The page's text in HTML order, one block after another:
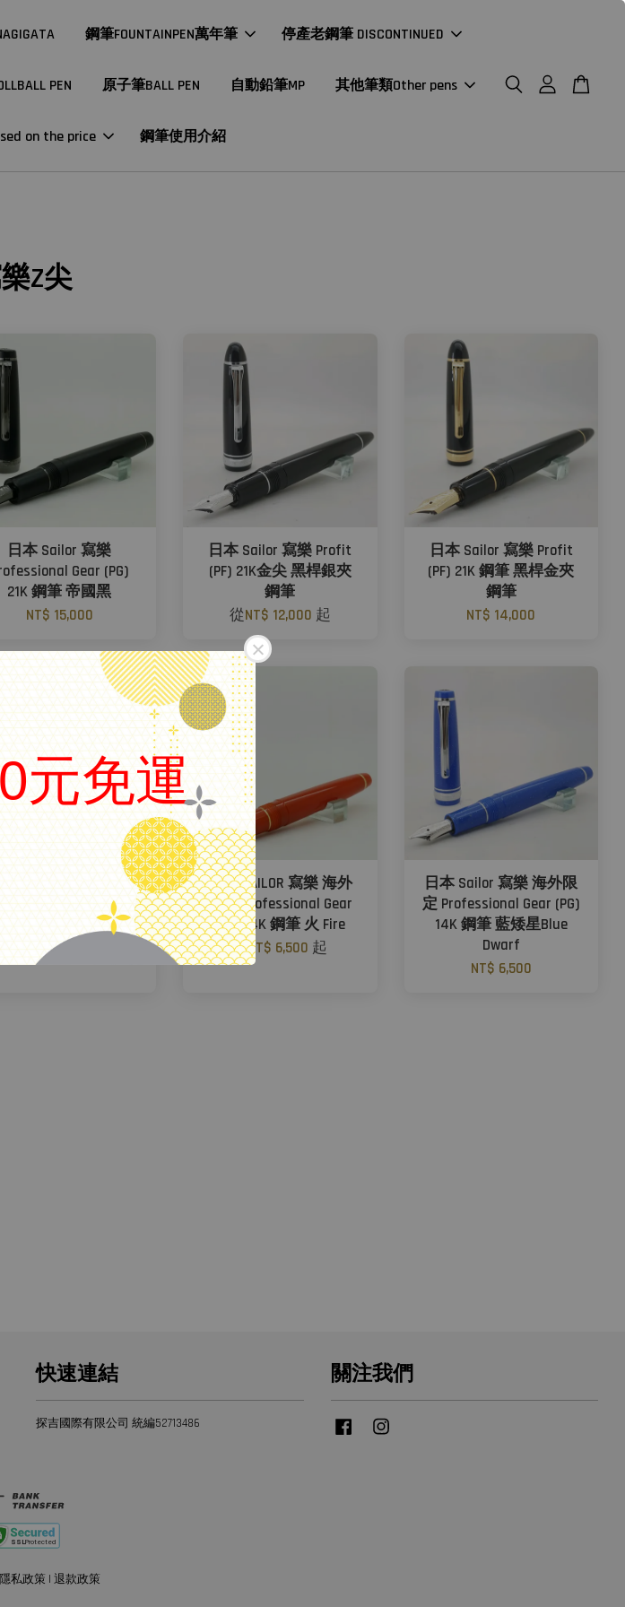
元免運
.
鋼筆FOUNTAINPEN萬年筆 停產老鋼筆 DISCONTINUED
PEN 原子筆BALL PEN 自動鉛筆MP 其他筆類Other pens
on the price 鋼筆使用介紹
Z尖
日本 Sailor 寫樂
Gear (PG)
21K 鋼筆 帝國黑
NT$ 15,000
日本 Sailor 寫樂 Profit
(PF) 21K金尖 黑桿銀夾
鋼筆
從NT$ 12,000 起
日本 Sailor 寫樂 Profit
(PF) 21K 鋼筆 黑桿金夾
鋼筆
NT$ 14,000
本 Sailor 寫樂 Profit
21K 標準款 黑桿金
夾 鋼筆
從NT$ 9,500
日本 SAILOR 寫樂 海外
限定 Professional Gear
(PG) 14K 鋼筆 火 Fire
從NT$ 6,500 起
日本 Sailor 寫樂 海外限
定 Professional Gear (PG)
14K 鋼筆 藍矮星Blue
Dwarf
NT$ 6,500
快速連結
探吉國際有限公司 統編52713486
關注我們
Facebook
隱私政策 | 退款政策